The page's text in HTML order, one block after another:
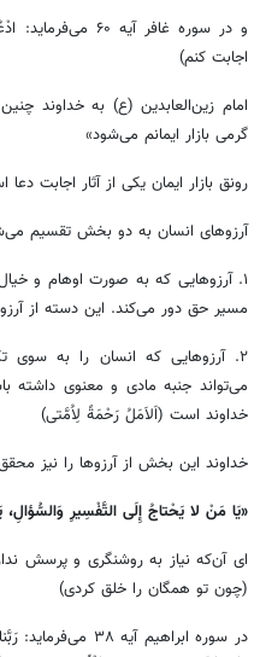
و در سوره غافر
اجابت کنم)
امام زین‌العابدین (ع) به خداوند
گرمی بازار ایمانم می‌شود»
رونق بازار ایمان یکی از آثار اجابت
آرزوهای انسان به دو بخش تقسیم
۱. آرزوهایی که به صورت اوهام و
مسیر حق دور می‌کند. این دسته از
۲. آرزوهایی که انسان را به سوی
می‌تواند جنبه مادی و معنوی داشته
خداوند است (اَلاَمَلُ رَحْمَةً لِاُمَّتی)
خداوند این بخش از آرزوها را نیز
«یَا مَنْ لا یَحْتاجُ إِلَی التَّفْسِیرِ وَالسُّؤالِ،
ای آن‌که نیاز به روشنگری و پرسش
(چون تو همگان را خلق کردی)
در سوره ابراهیم